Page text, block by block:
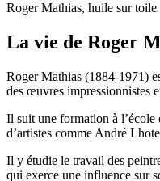
Roger Mathias, huile sur toile
La vie de Roger
Roger Mathias (1884-1971)
des œuvres impressionnistes
Il suit une formation à
d’artistes comme André
Il y étudie le travail des
qui exerce une influence sur